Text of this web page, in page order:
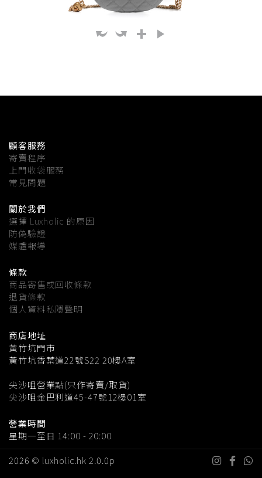
顧客服務
寄賣程序
上門收袋服務
常見問題
關於我們
選擇 Luxholic 的原因
防偽驗證
媒體報導
條款
商品寄售或回收條款
退貨條款
個人資料私隱聲明
商店地址
黃竹坑門市
黃竹坑香葉道22號S22 20樓A室
尖沙咀營業點(只作寄賣/取貨)
尖沙咀金巴利道45-47號12樓01室
營業時間
星期一至日 14:00 - 20:00
2026 © luxholic.hk 2.0.0p